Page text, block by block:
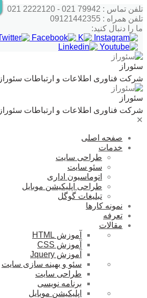
پرش
به
محتوا
تلفن تماس : 79942 021 - 2222120 021
تلفن همراه : 09121442355
ما را دنبال کنید:
سئوراز
شرکت فناوری اطلاعات و ارتباطات سئوراز
سئوراز
شرکت فناوری اطلاعات و ارتباطات سئوراز
✕
صفحه اصلی
خدمات
طراحی سایت
سئو سایت
اتوماسیون اداری
طراحی اپلیکیشن موبایل
تبلیغات گوگل
نمونه کارها
تعرفه
مقالات
آموزش HTML
آموزش CSS
آموزش Jquery
سئو و بهینه سازی سایت
طراحی سایت
برنامه نویسی
اپلیکیشن موبایل